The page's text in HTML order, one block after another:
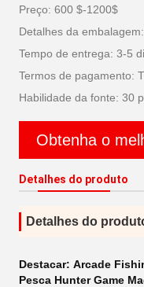
Preço: 600 $-1200$
Detalhes da
Tempo de entrega: 3-5
Termos de pagamento:
Habilidade da fonte: 30
Obtenha o
Detalhes do produto
Detalhes do
Destacar: Arcade
Pesca Hunter Game